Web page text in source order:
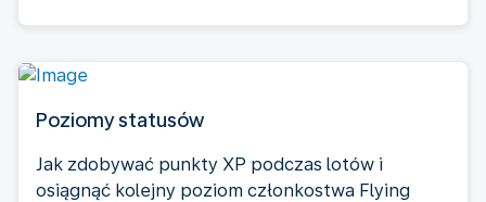
Poziomy statusów
Jak zdobywać punkty XP podczas lotów i
osiągnąć kolejny poziom członkostwa Flying